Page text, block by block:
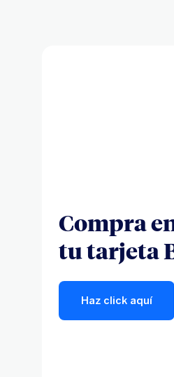
Compra
tu tarjeta
Haz click aquí